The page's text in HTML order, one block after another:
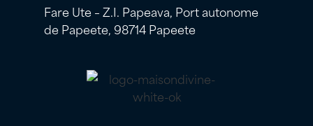
Fare Ute – Z.I. Papeava, Port autonome
de Papeete, 98714 Papeete